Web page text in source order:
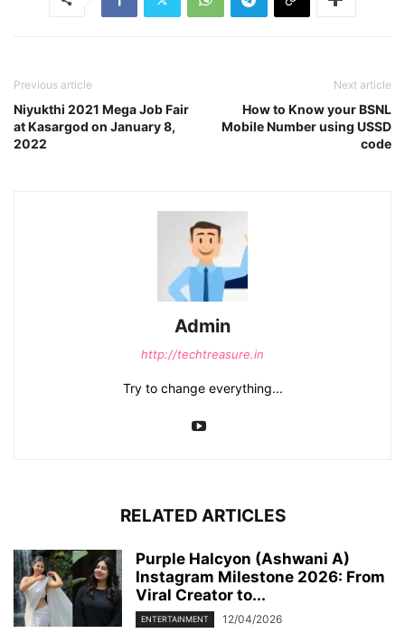
Previous article
Niyukthi 2021 Mega Job Fair
at Kasargod on January 8,
2022
Next article
How to Know your BSNL
Mobile Number using USSD
code
Admin
http://techtreasure.in
Try to change everything...
RELATED ARTICLES
Purple Halcyon (Ashwani A)
Instagram Milestone 2026: From
Viral Creator to...
ENTERTAINMENT 12/04/2026